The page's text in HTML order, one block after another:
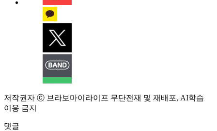
저작권자 ⓒ 브라보마이라이프 무단전재 및 재배포, AI학습
이용 금지
댓글